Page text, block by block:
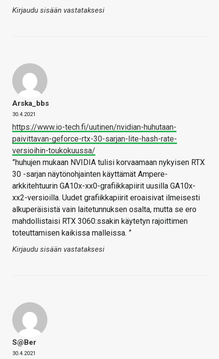
Kirjaudu sisään vastataksesi
Arska_bbs
30.4.2021
https://www.io-tech.fi/uutinen/nvidian-huhutaan-
paivittavan-geforce-rtx-30-sarjan-lite-hash-rate-
versioihin-toukokuussa/
”huhujen mukaan NVIDIA tulisi korvaamaan nykyisen RTX
30 -sarjan näytönohjainten käyttämät Ampere-
arkkitehtuurin GA10x-xx0-grafiikkapiirit uusilla GA10x-
xx2-versioilla. Uudet grafiikkapiirit eroaisivat ilmeisesti
alkuperäisistä vain laitetunnuksen osalta, mutta se ero
mahdollistaisi RTX 3060:ssakin käytetyn rajoittimen
toteuttamisen kaikissa malleissa. ”
Kirjaudu sisään vastataksesi
S@ber
30.4.2021